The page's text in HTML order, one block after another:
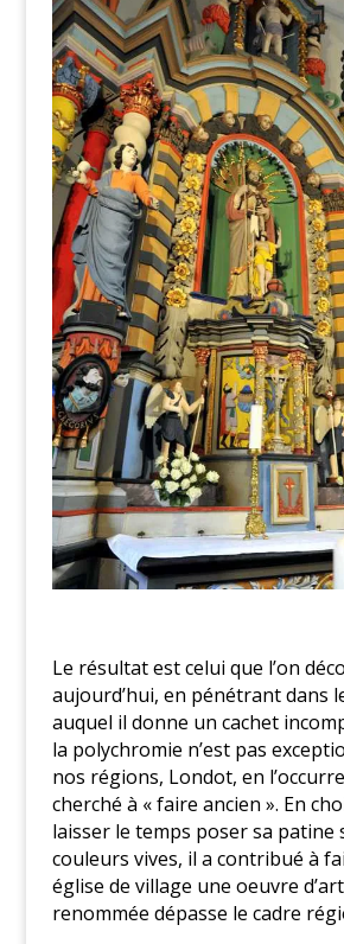
Le résultat est celui que l’on
aujourd’hui, en pénétrant dans
auquel il donne un cachet
la polychromie n’est pas
nos régions, Londot, en
cherché à « faire ancien ». En
laisser le temps poser sa patine
couleurs vives, il a contribué à
église de village une oeuvre
renommée dépasse le cadre